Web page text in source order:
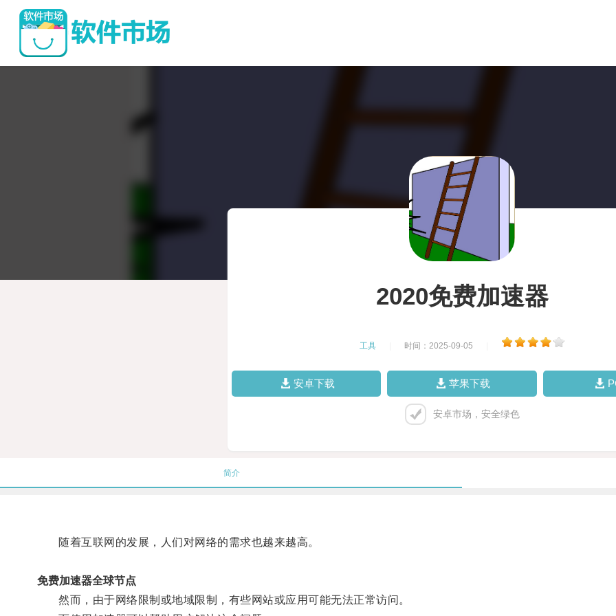
2020免费加速器
工具 时间：2025-09-05
安卓下载 苹果下载
安卓市场，安全绿色
简介
随着互联网的发展，人们对网络的需求也越来越高。
免费加速器全球节点
然而，由于网络限制或地域限制，有些网站或应用可能无法正常访问。